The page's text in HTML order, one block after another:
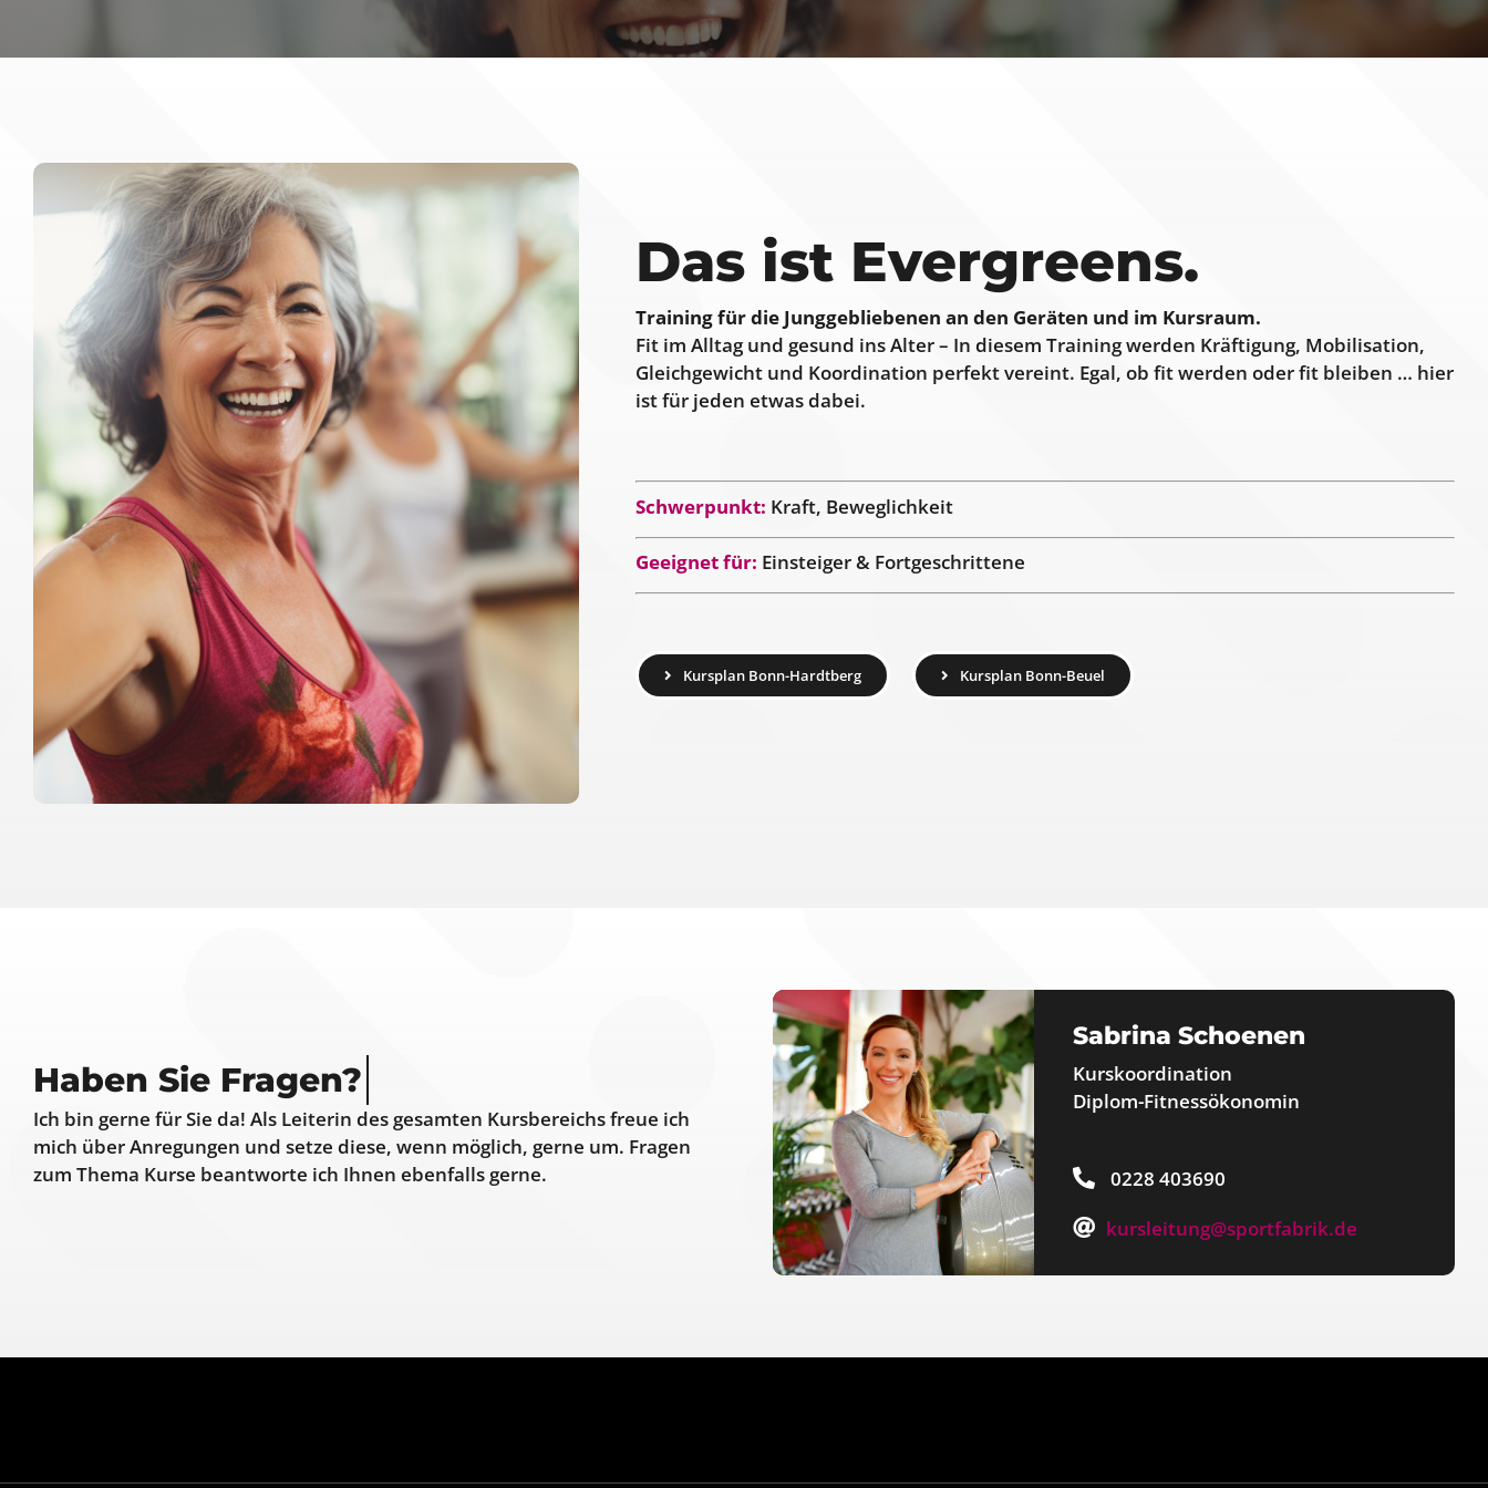
Das ist Evergreens.
Training für die Junggebliebenen an den Geräten und im Kursraum.
Fit im Alltag und gesund ins Alter – In diesem Training werden Kräftigung, Mobilisation,
Gleichgewicht und Koordination perfekt vereint. Egal, ob fit werden oder fit bleiben … hier
ist für jeden etwas dabei.
Schwerpunkt: Kraft, Beweglichkeit
Geeignet für: Einsteiger & Fortgeschrittene
Kursplan Bonn-Hardtberg Kursplan Bonn-Beuel
Haben Sie
Ich bin gerne für Sie da! Als Leiterin des gesamten Kursbereichs freue ich
mich über Anregungen und setze diese, wenn möglich, gerne um. Fragen
zum Thema Kurse beantworte ich Ihnen ebenfalls gerne.
Sabrina Schoenen
Kurskoordination
Diplom-Fitnessökonomin
0228 403690
kursleitung@sportfabrik.de